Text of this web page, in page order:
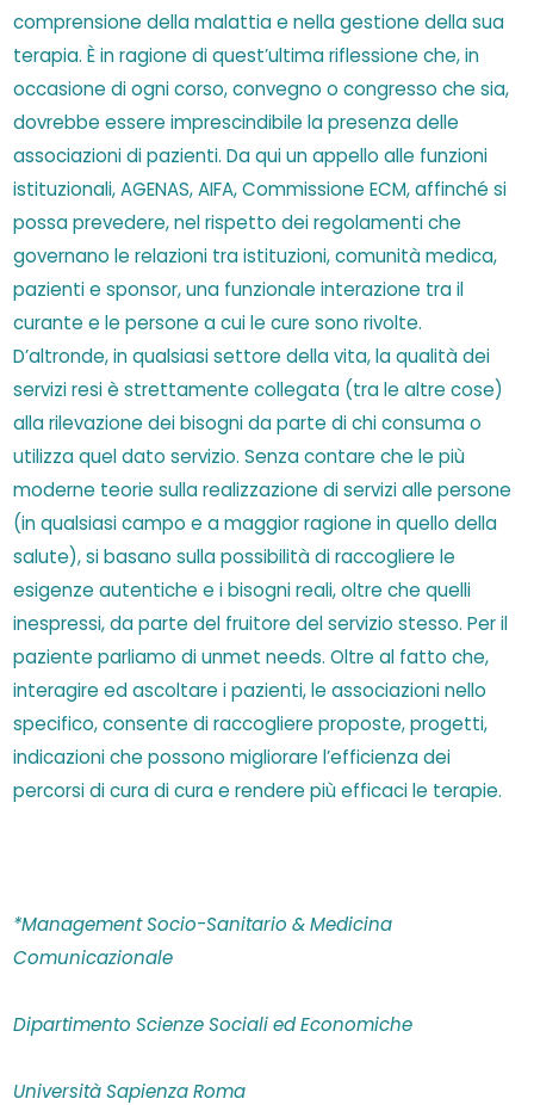
comprensione della malattia e nella gestione della sua
terapia. È in ragione di quest’ultima riflessione che, in
occasione di ogni corso, convegno o congresso che sia,
dovrebbe essere imprescindibile la presenza delle
associazioni di pazienti. Da qui un appello alle funzioni
istituzionali, AGENAS, AIFA, Commissione ECM, affinché si
possa prevedere, nel rispetto dei regolamenti che
governano le relazioni tra istituzioni, comunità medica,
pazienti e sponsor, una funzionale interazione tra il
curante e le persone a cui le cure sono rivolte.
D’altronde, in qualsiasi settore della vita, la qualità dei
servizi resi è strettamente collegata (tra le altre cose)
alla rilevazione dei bisogni da parte di chi consuma o
utilizza quel dato servizio. Senza contare che le più
moderne teorie sulla realizzazione di servizi alle persone
(in qualsiasi campo e a maggior ragione in quello della
salute), si basano sulla possibilità di raccogliere le
esigenze autentiche e i bisogni reali, oltre che quelli
inespressi, da parte del fruitore del servizio stesso. Per il
paziente parliamo di unmet needs. Oltre al fatto che,
interagire ed ascoltare i pazienti, le associazioni nello
specifico, consente di raccogliere proposte, progetti,
indicazioni che possono migliorare l’efficienza dei
percorsi di cura di cura e rendere più efficaci le terapie.
*Management Socio-Sanitario & Medicina
Comunicazionale
Dipartimento Scienze Sociali ed Economiche
Università Sapienza Roma